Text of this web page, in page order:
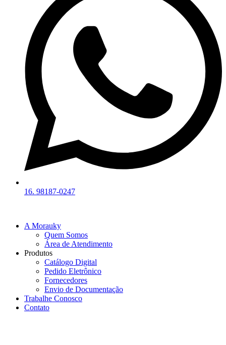
16. 98187-0247
A Morauky
Quem Somos
Área de Atendimento
Produtos
Catálogo Digital
Pedido Eletrônico
Fornecedores
Envio de Documentação
Trabalhe Conosco
Contato